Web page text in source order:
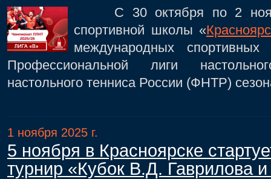
С 30 октября по 2
спортивной школы «
международных спортивных
Профессиональной лиги
настольного тенниса России (ФНТР)
1 ноября 2025 г.
5 ноября в Красноярске
турнир «Кубок В.Д. Гаврилова